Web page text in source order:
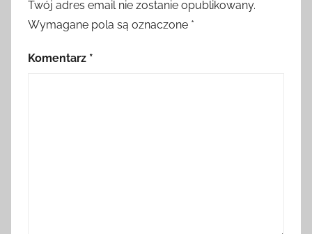
Twój adres email nie zostanie opublikowany.
Wymagane pola są oznaczone *
Komentarz *